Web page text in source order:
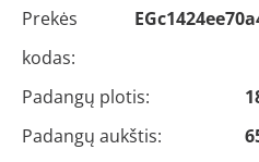
Prekės
kodas:
Padangų plotis:
Padangų aukštis: